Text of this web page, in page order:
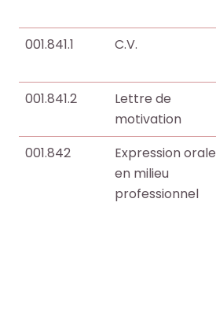
001.841.1
C.V.
001.841.2
Lettre de
motivation
001.842
Expression orale
en milieu
professionnel